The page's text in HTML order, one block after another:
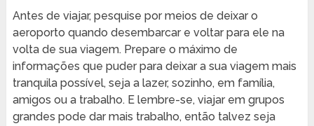
Antes de viajar, pesquise por meios de deixar o
aeroporto quando desembarcar e voltar para ele na
volta de sua viagem. Prepare o máximo de
informações que puder para deixar a sua viagem mais
tranquila possível, seja a lazer, sozinho, em família,
amigos ou a trabalho. E lembre-se, viajar em grupos
grandes pode dar mais trabalho, então talvez seja